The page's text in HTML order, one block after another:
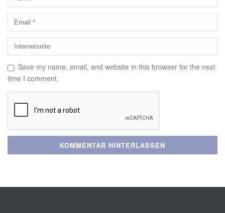
Save my name, email, and website in this browser for the next
time I comment.